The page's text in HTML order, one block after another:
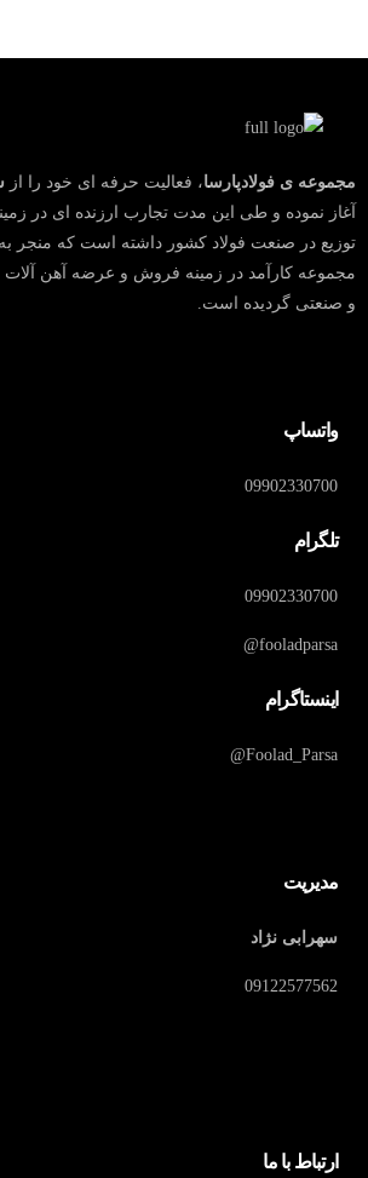
مجموعه ی فولادپارسا، فعالیت حرفه ای خود را از
آغاز نموده و طی این مدت تجارب ارزنده ای در
توزیع در صنعت فولاد کشور داشته است که منجر
مجموعه کارآمد در زمینه فروش و عرضه آهن آلات
و صنعتی گردیده است.
واتساپ
09902330700
تلگرام
09902330700
fooladparsa@
اینستاگرام
Foolad_Parsa@
مدیریت
سهرابی نژاد
09122577562
ارتباط با ما